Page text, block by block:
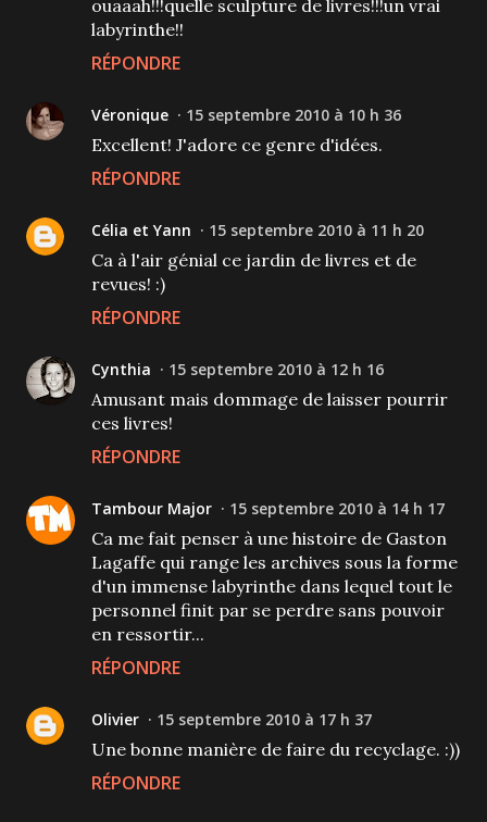
ouaaah!!!quelle sculpture de livres!!!un vrai
labyrinthe!!
RÉPONDRE
Véronique 15 septembre 2010 à 10 h 36
Excellent! J'adore ce genre d'idées.
RÉPONDRE
Célia et Yann 15 septembre 2010 à 11 h 20
Ca à l'air génial ce jardin de livres et de
revues! :)
RÉPONDRE
Cynthia 15 septembre 2010 à 12 h 16
Amusant mais dommage de laisser pourrir
ces livres!
RÉPONDRE
Tambour Major 15 septembre 2010 à 14 h 17
Ca me fait penser à une histoire de Gaston
Lagaffe qui range les archives sous la forme
d'un immense labyrinthe dans lequel tout le
personnel finit par se perdre sans pouvoir
en ressortir...
RÉPONDRE
Olivier 15 septembre 2010 à 17 h 37
Une bonne manière de faire du recyclage. :))
RÉPONDRE